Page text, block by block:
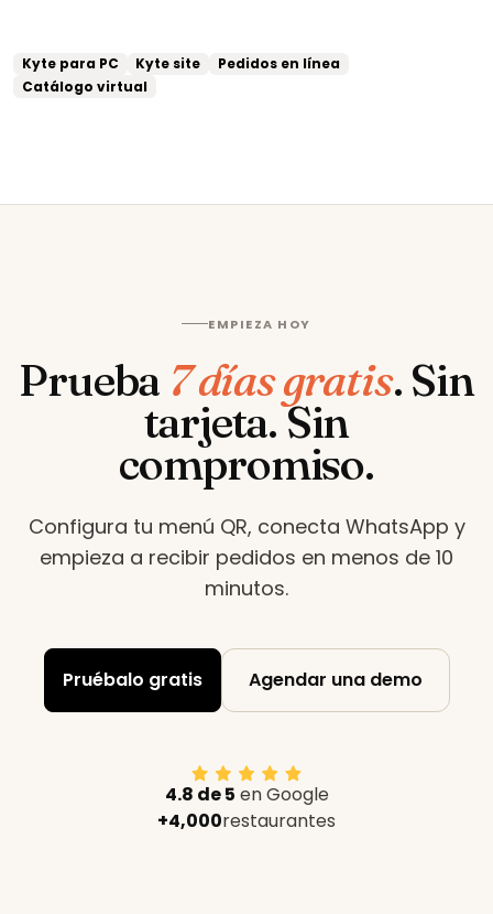
Kyte para PC Kyte site
Pedidos en línea
Catálogo virtual
EMPIEZA HOY
Prueba 7 días gratis. Sin
tarjeta. Sin
compromiso.
Configura tu menú QR, conecta WhatsApp y
empieza a recibir pedidos en menos de 10
minutos.
Pruébalo gratis Agendar una demo
4.8 de 5 en Google
+4,000restaurantes